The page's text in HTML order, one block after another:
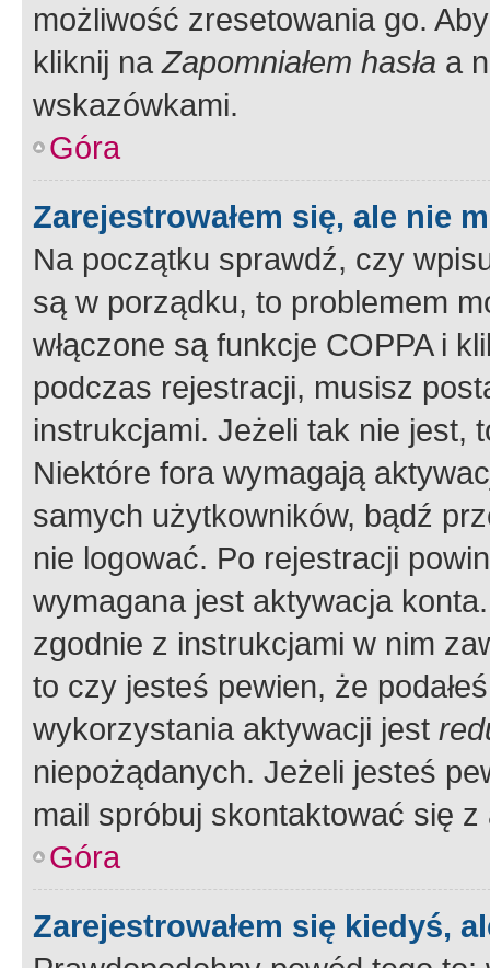
możliwość zresetowania go.
kliknij naZapomniałem hasła a
wskazówkami.
Góra
Zarejestrowałem się, ale nie
Na początku sprawdź, czy
są w porządku, to problemem
włączone są funkcje COPPA i
podczas rejestracji, musisz
instrukcjami. Jeżeli tak nie jest,
Niektóre fora wymagają
samych użytkowników, bądź
nie logować. Po rejestracji
wymagana jest aktywacja
zgodnie z instrukcjami w nim
to czy jesteś pewien, że
wykorzystania aktywacji jest
niepożądanych. Jeżeli jesteś
mail spróbuj skontaktować się
Góra
Zarejestrowałem się kiedyś,